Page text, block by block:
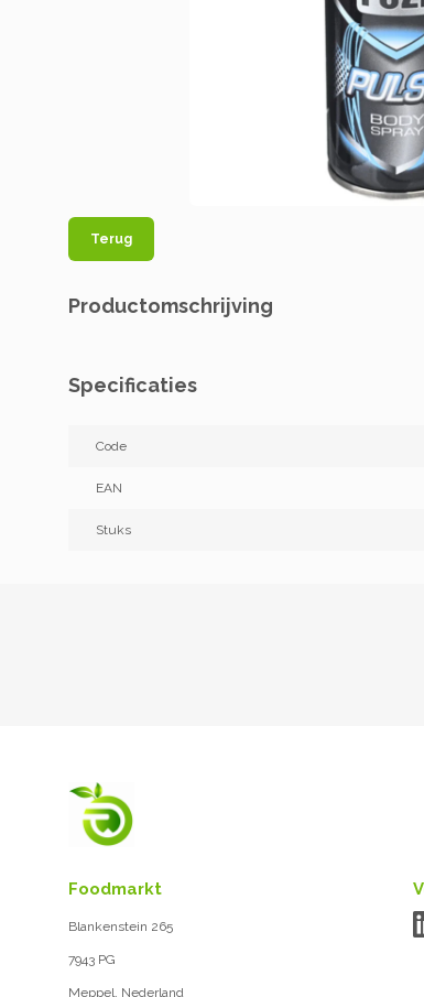
Terug
Productomschrijving
Specificaties
Code
EAN
Stuks
Foodmarkt
Blankenstein 265
7943 PG
Meppel, Nederland